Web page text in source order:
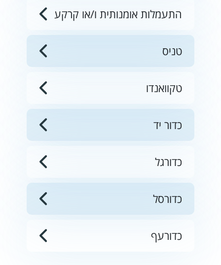
התעמלות אומנותית ו/או קרקע
טניס
טקוואנדו
כדור יד
כדורגל
כדורסל
כדורעף